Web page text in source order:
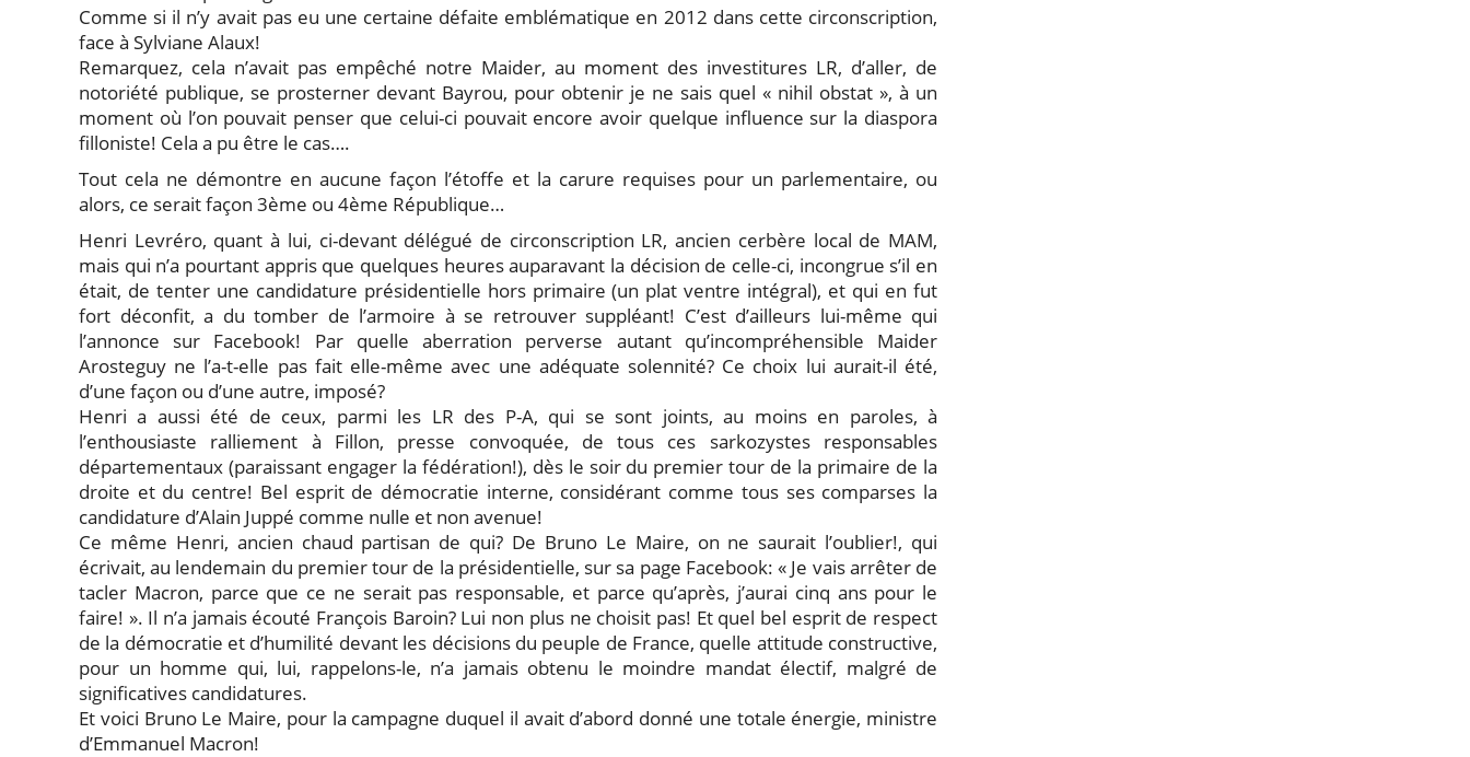
Comme si il n’y avait pas eu une certaine défaite emblématique en 2012 dans cette circonscription,
face à Sylviane Alaux!
Remarquez, cela n’avait pas empêché notre Maider, au moment des investitures LR, d’aller, de
notoriété publique, se prosterner devant Bayrou, pour obtenir je ne sais quel « nihil obstat », à un
moment où l’on pouvait penser que celui-ci pouvait encore avoir quelque influence sur la diaspora
filloniste! Cela a pu être le cas….
Tout cela ne démontre en aucune façon l’étoffe et la carure requises pour un parlementaire, ou
alors, ce serait façon 3ème ou 4ème République…
Henri Levréro, quant à lui, ci-devant délégué de circonscription LR, ancien cerbère local de MAM,
mais qui n’a pourtant appris que quelques heures auparavant la décision de celle-ci, incongrue s’il en
était, de tenter une candidature présidentielle hors primaire (un plat ventre intégral), et qui en fut
fort déconfit, a du tomber de l’armoire à se retrouver suppléant! C’est d’ailleurs lui-même qui
l’annonce sur Facebook! Par quelle aberration perverse autant qu’incompréhensible Maider
Arosteguy ne l’a-t-elle pas fait elle-même avec une adéquate solennité? Ce choix lui aurait-il été,
d’une façon ou d’une autre, imposé?
Henri a aussi été de ceux, parmi les LR des P-A, qui se sont joints, au moins en paroles, à
l’enthousiaste ralliement à Fillon, presse convoquée, de tous ces sarkozystes responsables
départementaux (paraissant engager la fédération!), dès le soir du premier tour de la primaire de la
droite et du centre! Bel esprit de démocratie interne, considérant comme tous ses comparses la
candidature d’Alain Juppé comme nulle et non avenue!
Ce même Henri, ancien chaud partisan de qui? De Bruno Le Maire, on ne saurait l’oublier!, qui
écrivait, au lendemain du premier tour de la présidentielle, sur sa page Facebook: « Je vais arrêter de
tacler Macron, parce que ce ne serait pas responsable, et parce qu’après, j’aurai cinq ans pour le
faire! ». Il n’a jamais écouté François Baroin? Lui non plus ne choisit pas! Et quel bel esprit de respect
de la démocratie et d’humilité devant les décisions du peuple de France, quelle attitude constructive,
pour un homme qui, lui, rappelons-le, n’a jamais obtenu le moindre mandat électif, malgré de
significatives candidatures.
Et voici Bruno Le Maire, pour la campagne duquel il avait d’abord donné une totale énergie, ministre
d’Emmanuel Macron!